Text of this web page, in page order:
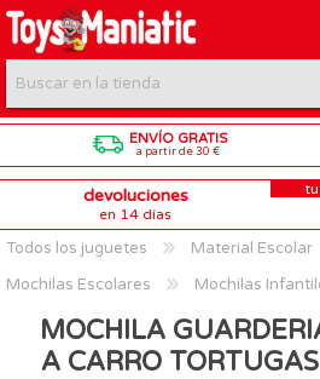
ENVÍO GRATIS
a partir de 30 €
devoluciones
en 14 días
Todos los juguetes
Material Escolar
Mochilas Escolares
Mochilas
MOCHILA
A CARRO